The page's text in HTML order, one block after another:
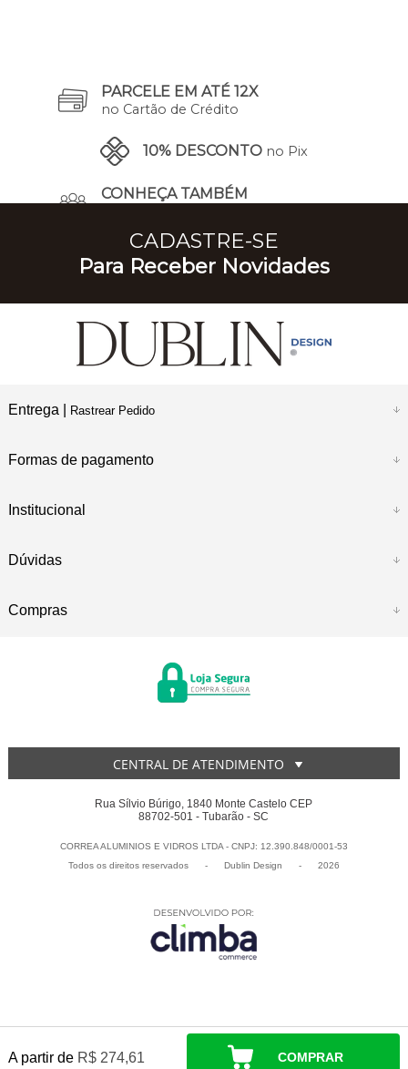
PARCELE EM ATÉ 12X
no Cartão de Crédito
10% DESCONTO no Pix
CONHEÇA TAMBÉM
CADASTRE-SE
Para Receber Novidades
Entrega | Rastrear Pedido
Formas de pagamento
Institucional
Dúvidas
Compras
CENTRAL DE ATENDIMENTO
Rua Sílvio Búrigo, 1840 Monte Castelo CEP
88702-501 - Tubarão - SC
CORREA ALUMINIOS E VIDROS LTDA - CNPJ: 12.390.848/0001-53
Todos os direitos reservados
- Dublin Design - 2026
A partir de R$ 274,61 COMPRAR